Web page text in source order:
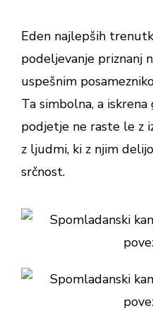
Eden najlepših
podeljevanje priznanj
uspešnim
Ta simbolna, a
podjetje ne raste le z
z ljudmi, ki z njim
srčnost.